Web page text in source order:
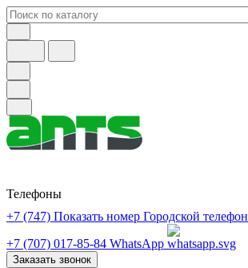
Телефоны
+7 (747) Показать номер Городской телефон
+7 (707) 017-85-84 WhatsApp
Заказать звонок